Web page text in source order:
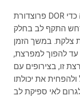
פרוצדורת DOR היא הליך כירורגי שמבוצע בטורקיה כדי
התקף לב בחלק
צלקת. במשך הזמן
עד להפוך למפרצת,
זו, בצירופים עם
ולהפחית את יכולתו